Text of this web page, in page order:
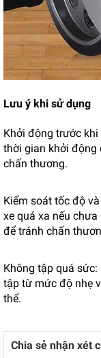
Lưu ý khi sử dụng
Khởi động trước
thời gian khởi động
chấn thương.
Kiểm soát tốc độ
xe quá xa nếu
để tránh chấn
Không tập quá
tập từ mức độ nhẹ
thể.
Chia sẻ nhận xét